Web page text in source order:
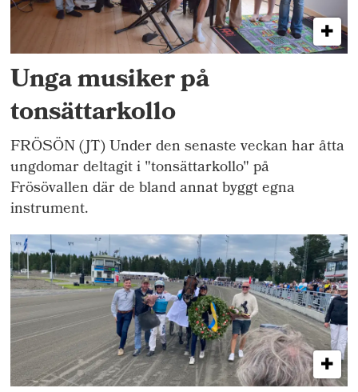
Unga musiker på
tonsättarkollo
FRÖSÖN (JT) Under den senaste veckan har åtta
ungdomar deltagit i "tonsättarkollo" på
Frösövallen där de bland annat byggt egna
instrument.